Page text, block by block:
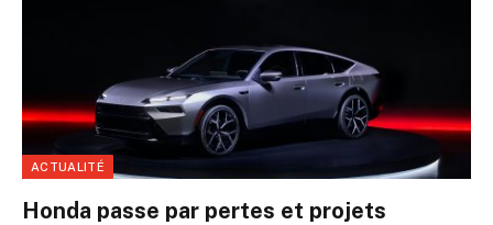
ACTUALITÉ
Honda passe par pertes et projets